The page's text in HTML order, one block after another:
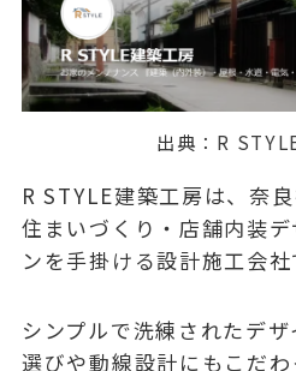
出典： R
R STYLE建築工房は、奈
住まいづくり・店舗内装
ンを手掛ける設計施工会社
シンプルで洗練されたデ
選びや動線設計にもこだ